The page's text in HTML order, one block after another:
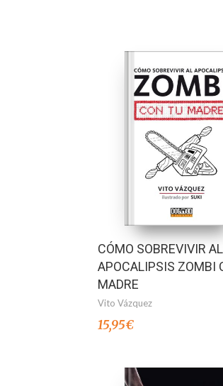
CÓMO SOBREVIVIR AL
APOCALIPSIS ZOMBI
MADRE
Vito Vázquez
15,95€